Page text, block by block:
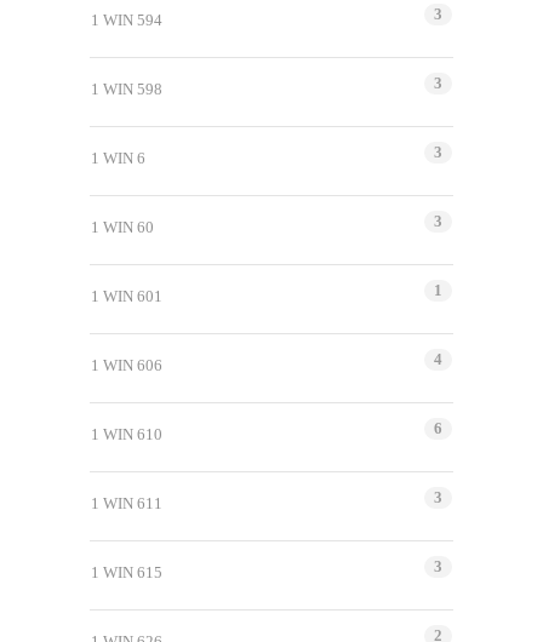
1 WIN 594 3
1 WIN 598 3
1 WIN 6 3
1 WIN 60 3
1 WIN 601 1
1 WIN 606 4
1 WIN 610 6
1 WIN 611 3
1 WIN 615 3
2